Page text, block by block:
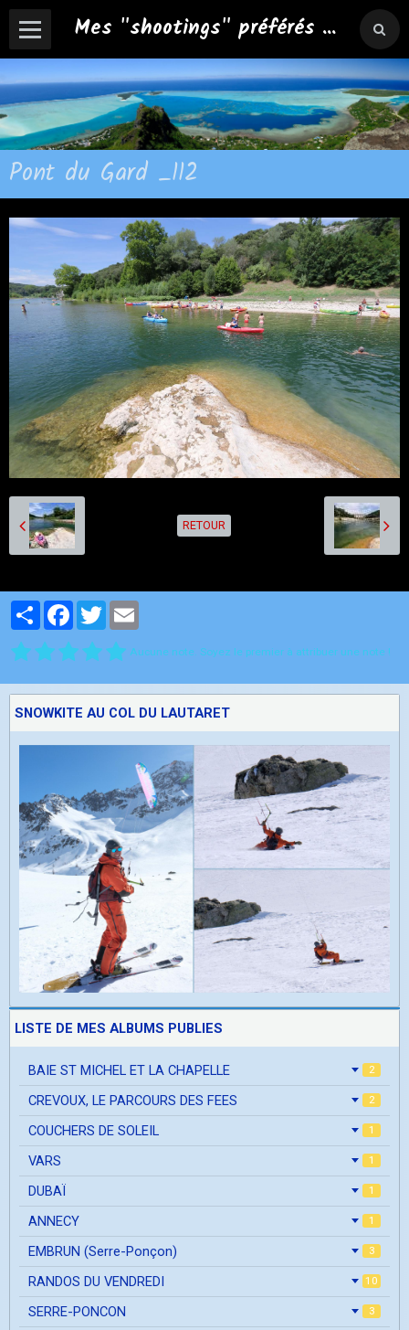
Mes "shootings" préférés ...
Pont du Gard _112
RETOUR
PartagerFacebook
Twitter
Aucune note. Soyez le premier à attribuer une note !
SNOWKITE AU COL DU LAUTARET
LISTE DE MES ALBUMS PUBLIES
BAIE ST MICHEL ET LA CHAPELLE 2
CREVOUX, LE PARCOURS DES FEES 2
COUCHERS DE SOLEIL 1
VARS 1
DUBAÏ 1
ANNECY 1
EMBRUN (Serre-Ponçon) 3
RANDOS DU VENDREDI 10
SERRE-PONCON 3